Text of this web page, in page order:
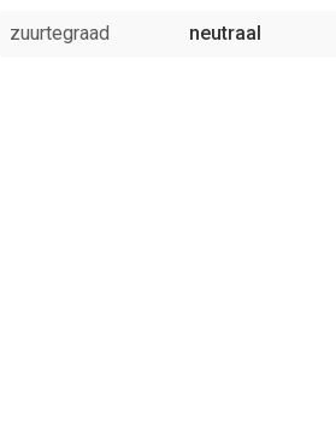
zuurtegraad
neutraal